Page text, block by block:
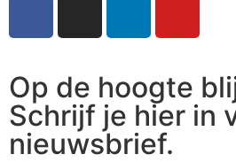
Op de hoogte
Schrijf je hier in
nieuwsbrief.